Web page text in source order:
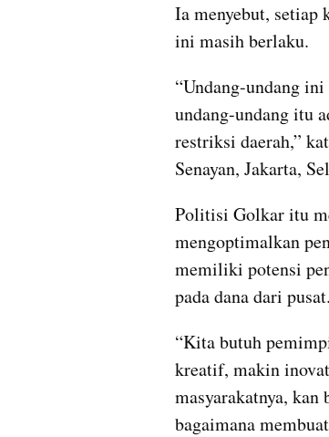
Ia menyebut, setiap
ini masih berlaku.
“Undang-undang
undang-undang itu
restriksi daerah,”
Senayan, Jakarta,
Politisi Golkar itu
mengoptimalkan
memiliki potensi
pada dana dari pusat.
“Kita butuh
kreatif, makin
masyarakatnya, kan
bagaimana